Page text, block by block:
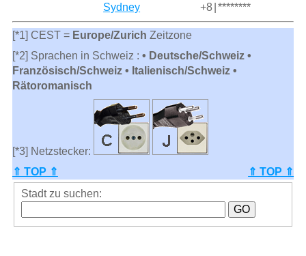
Sydney
+8 ********
[*1] CEST = Europe/Zurich Zeitzone
[*2] Sprachen in Schweiz : • Deutsche/Schweiz •
Französisch/Schweiz • Italienisch/Schweiz •
Rätoromanisch
[*3] Netzstecker:
⇑ TOP ⇑
⇑ TOP ⇑
Stadt zu suchen: